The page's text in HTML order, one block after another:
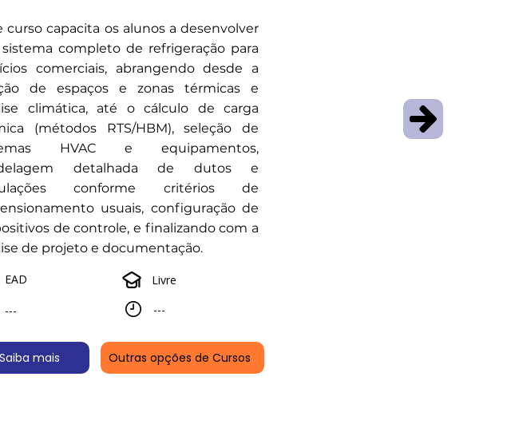
curso capacita os alunos a desenvolver
completo de refrigeração para
comerciais, abrangendo desde a
de espaços e zonas térmicas e
climática, até o cálculo de carga
(métodos RTS/HBM), seleção de
HVAC e equipamentos,
detalhada de dutos e
conforme critérios de
usuais, configuração de
de controle, e finalizando com a
de projeto e documentação.
EAD
Livre
---
---
Saiba mais Outras opções de Cursos